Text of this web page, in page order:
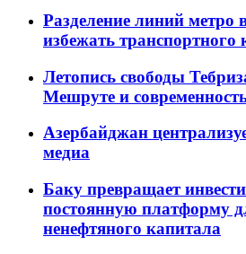
Разделение линий метро
избежать транспортного
Летопись свободы
Мешруте и
Азербайджан
медиа
Баку превращает
постоянную платформу
ненефтяного капитала